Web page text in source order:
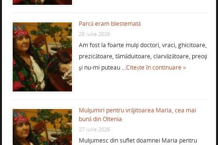
Parcă eram blestemată
28 iulie 2026
Am fost la foarte mulţi doctori, vraci, ghicitoare,
prezicătoare, tămăduitoare, clarvăzătoare, preoţi
şi nu-mi puteau …Citește în continuare »
Mulţumiri pentru vrăjitoarea Maria, cea mai
bună din Oltenia
27 iulie 2026
Mulţumesc din suflet doamnei Maria pentru